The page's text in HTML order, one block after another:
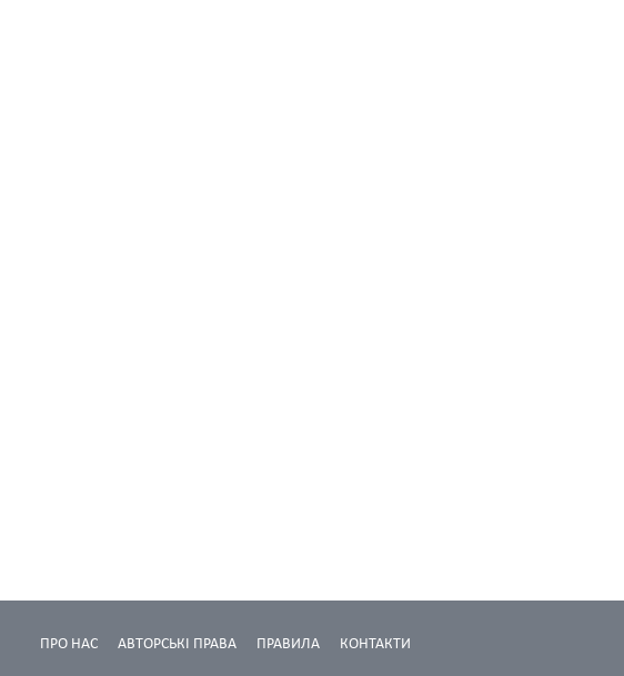
КОНТАКТИ
ПРАВИЛА
АВТОРСЬКІ ПРАВА
ПРО НАС